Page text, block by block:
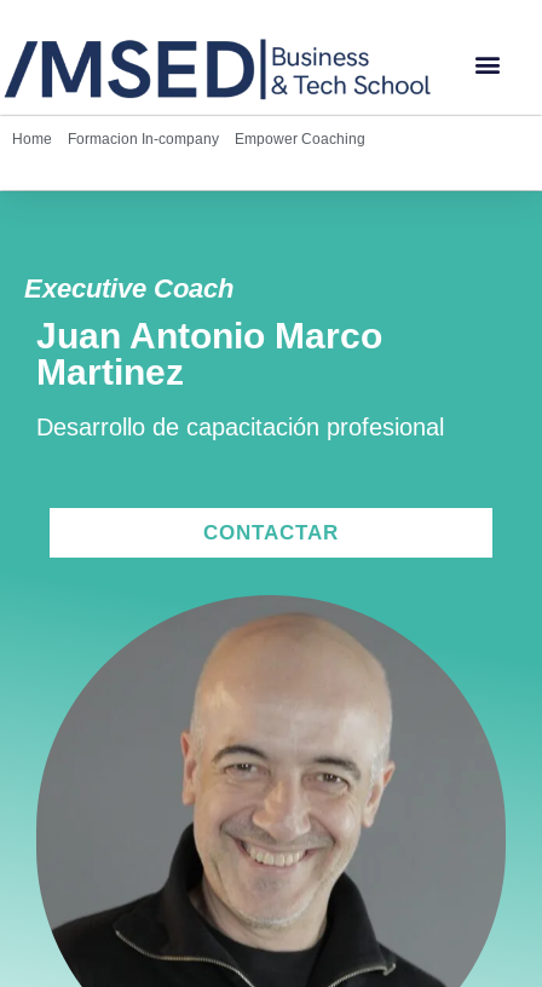
Home Formacion In-company Empower Coaching
Executive Coach
Juan Antonio Marco
Martinez
Desarrollo de capacitación profesional
CONTACTAR